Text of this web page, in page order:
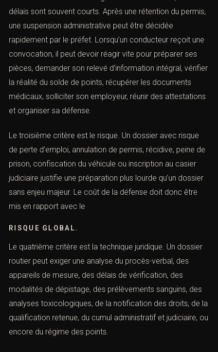
Le deuxième critère est l’urgence. En droit routier, les
délais sont souvent courts. Après une rétention du
permis, une suspension administrative peut être décidée
rapidement par le préfet. Lorsqu’un conducteur reçoit
une convocation, il peut devoir réagir vite pour préparer
ses pièces, demander son relevé d’information intégral,
vérifier la réalité du solde de points, récupérer les
documents médicaux, solliciter son employeur, réunir
Le troisième critère est le risque. Un dossier avec risque
de perte d’emploi, annulation de permis, récidive, peine
de prison, confiscation du véhicule ou inscription au
casier judiciaire justifie une préparation plus lourde qu’un
dossier sans enjeu majeur. Le coût de la défense doit
Le quatrième critère est la technique juridique. Un
dossier routier peut exiger une analyse du procès-verbal,
des appareils de mesure, des délais de vérification, des
modalités de dépistage, des prélèvements sanguins, des
analyses toxicologiques, de la notification des droits, de
la qualification retenue, du cumul administratif et